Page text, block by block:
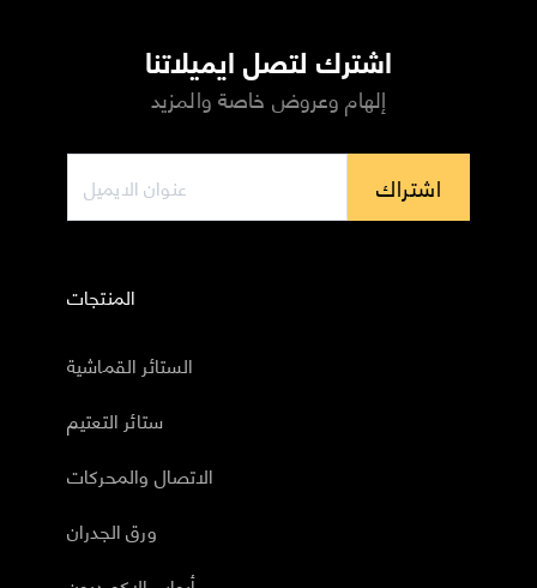
اشترك لتصل ايميلاتنا
إلهام وعروض خاصة والمزيد
اشتراك
المنتجات
الستائر القماشية
ستائر التعتيم
الاتصال والمحركات
ورق الجدران